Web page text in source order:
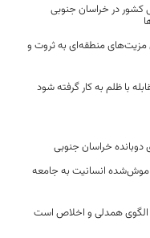
کشور در خراسان جنوبی
منطقه‌ای به ثروت و
با ظلم به کار گرفته شود
انسانیت به جامعه
الگوی همدلی و اخلاص است